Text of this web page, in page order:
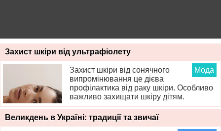
Захист шкіри від ультрафіолету
Мода
Захист шкіри від сонячного
випромінювання це дієва
профілактика від раку шкіри. Особливо
важливо захищати шкіру дітям.
Великдень в Україні: традиції та звичаї